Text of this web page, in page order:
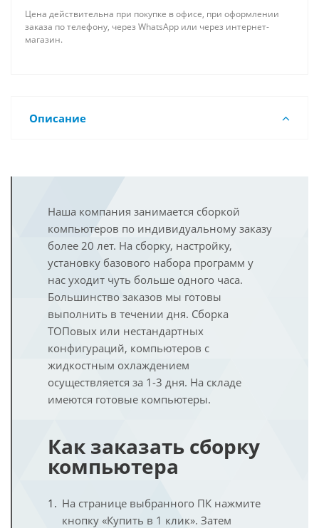
Цена действительна при покупке в офисе, при оформлении
заказа по телефону, через WhatsApp или через интернет-
магазин.
Описание
Наша компания занимается сборкой
компьютеров по индивидуальному заказу
более 20 лет. На сборку, настройку,
установку базового набора программ у
нас уходит чуть больше одного часа.
Большинство заказов мы готовы
выполнить в течении дня. Сборка
ТОПовых или нестандартных
конфигураций, компьютеров с
жидкостным охлаждением
осуществляется за 1-3 дня. На складе
имеются готовые компьютеры.
Как заказать сборку
компьютера
На странице выбранного ПК нажмите
кнопку «Купить в 1 клик». Затем